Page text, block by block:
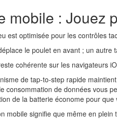
mobile : Jouez
est optimisée pour les contrôles
le poulet en avant ; un autre
cohérente sur les navigateurs
de tap‑to‑step rapide
consommation de données vous
de la batterie économe pour
mobile signifie que même en